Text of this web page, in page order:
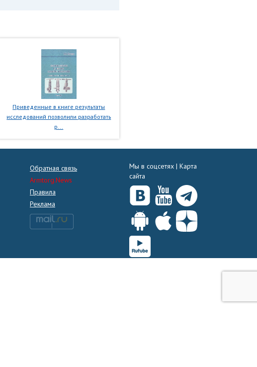
Приведенные в книге результаты
исследований позволили разработать
р...
Обратная связь
Armtorg.News
Правила
Реклама
Мы в соцсетях | Карта
сайта